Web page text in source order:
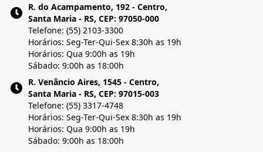
R. do Acampamento, 192 - Centro,
Santa Maria - RS, CEP: 97050-000
Telefone: (55) 2103-3300
Horários: Seg-Ter-Qui-Sex 8:30h as 19h
Horários: Qua 9:00h as 19h
Sábado: 9:00h as 18:00h
R. Venâncio Aires, 1545 - Centro,
Santa Maria - RS, CEP: 97015-003
Telefone: (55) 3317-4748
Horários: Seg-Ter-Qui-Sex 8:30h as 19h
Horários: Qua 9:00h as 19h
Sábado: 9:00h as 18:00h